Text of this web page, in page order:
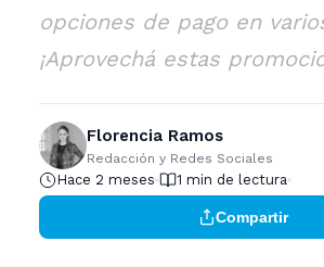
opciones de pago en
¡Aprovechá estas
Florencia Ramos
Redacción y Redes Sociales
Hace 2 meses 1 min de lectura
Compartir